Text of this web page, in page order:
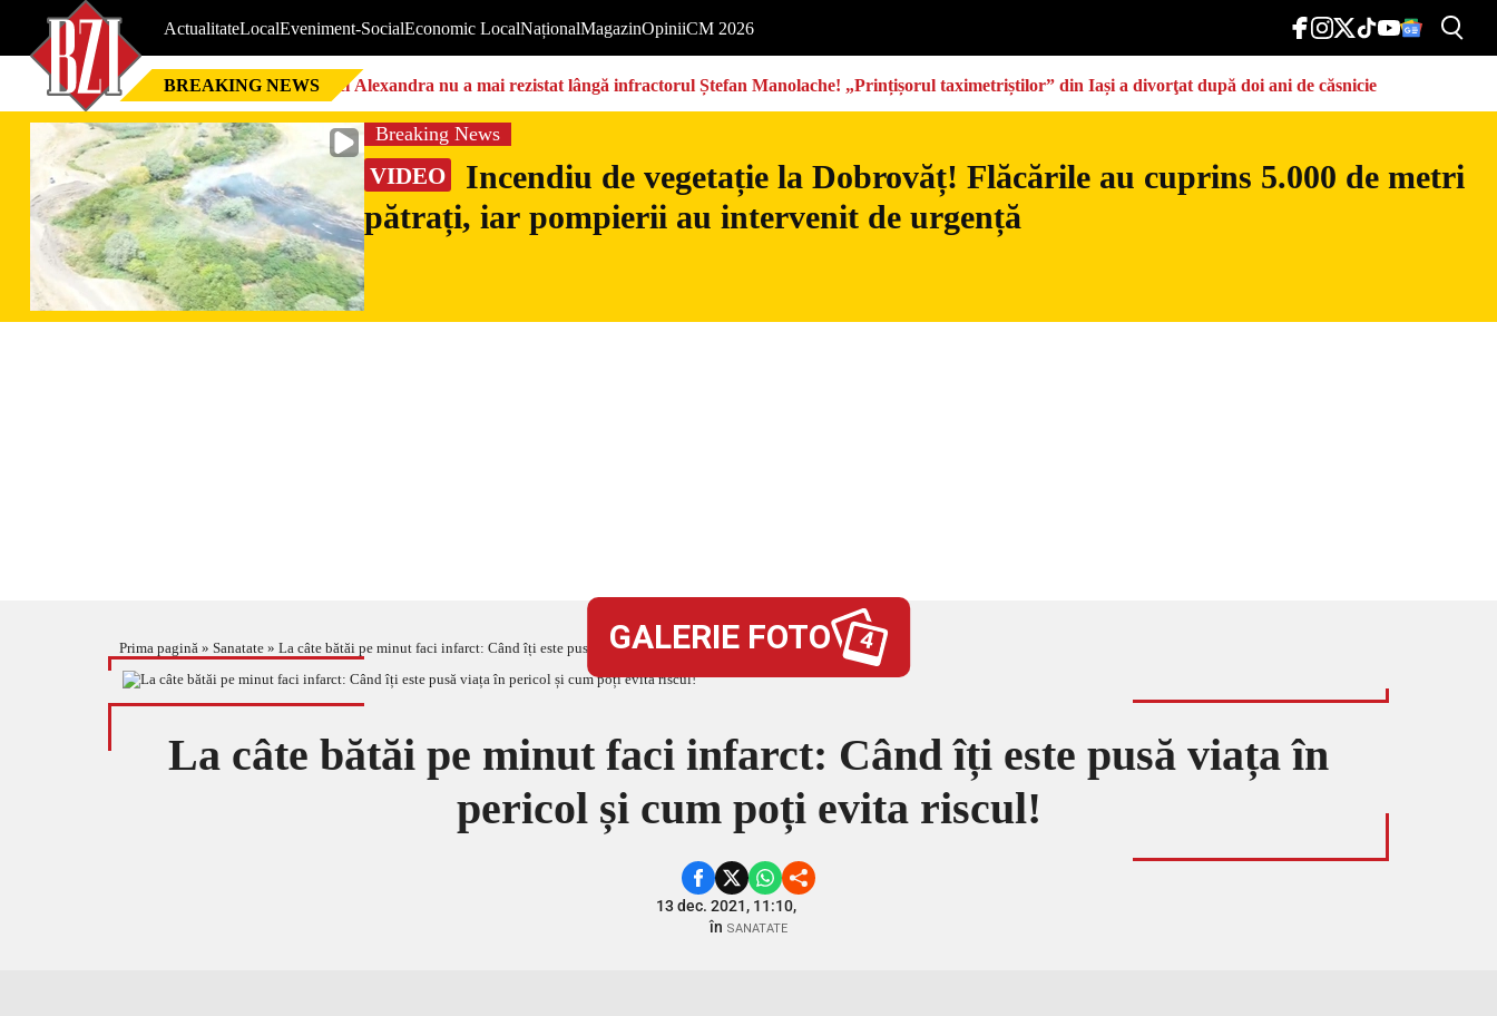
ActualitateLocalEveniment-SocialEconomic LocalNaționalMagazinOpiniiCM 2026
BREAKING NEWS Nici Alexandra nu a mai rezistat lângă infractorul Ștefan Manolache! „Prințișorul taximetriștilor” din Iași a divorţat după doi ani de căsnicie
Breaking News
VIDEO
Incendiu de vegetație la Dobrovăț! Flăcările au cuprins 5.000 de metri
pătrați, iar pompierii au intervenit de urgență
Prima pagină » Sanatate » La câte bătăi pe minut faci infarct: Când îți este pusă viața în pericol și cum poți evita riscul!
GALERIE FOTO 4
La câte bătăi pe minut faci infarct: Când îți este pusă viața în
pericol și cum poți evita riscul!
13 dec. 2021, 11:10,
în SANATATE